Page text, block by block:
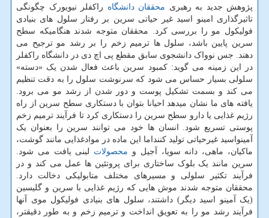
پژوهش جدید به رهبری محققان دانشگاه راکفلر نیویورک چگونگی
تاثیرگذاری امینو اسید غیر حیاتی سرین بر رفتار سلول های بنیادی
فولیکول مو را بررسی کرد. محققان متوجه شدند هنگامیکه سطح
سرین پایین باشد، سلول ها ترمیم زخم را بر رشد مو ترجیح می
دهند. جس نوواک دانشجوی سابق مقطع پی اچ دی در دانشگاه راکفلر
در این زمینه می گوید: کمبود سرین باعث فعال شدن یک «دسته»
سلولی بسیار حساس می شود که سرنوشت سلول را به دقت تنظیم
می کند و بسمت تشکیل پوست و دور شدن از رشد مو می برود.
یافته های ما نشان میدهد احیانا بتوان با دستکاری سطح سرین از راه
رژیم غذایی یا دارو سطح سرین را دستکاری کرد تا فرآیند ترمیم زخم
پوستی تسریع شود. انسان ها خود می توانند سرین را بعنوان یک
آمینواسید غیرحیاتی تولید کننداما این ماده در موادغذایی مانند گوشت،
ماکیان، ماهی، دانه سویا، آجیل و محصولات لبنی یافت می شود.
سرین مانند یک بلوک ساختاری برای پروتئین ها عمل می کند و در
فرآیند تکثیر سلولی و مسیرهای مختلف متابولیکی دخالت دارد.
محققان متوجه شدند موش هایی که رژیم غذایی با سرین و گلیسین
(یک آمینو اسید دیگر) داشتند، سلول های بنیادی فولیکول موی آنها
فرآیند رشد مو را به تعویق انداخت و ترمیم زخم و به طور دقیقتر،